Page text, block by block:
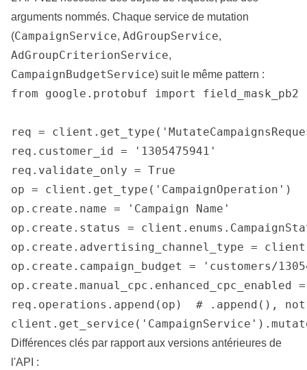
arguments nommés. Chaque service de mutation
(CampaignService, AdGroupService,
AdGroupCriterionService,
CampaignBudgetService) suit le même pattern :
from google.protobuf import field_mask_pb2
req =
req.customer_id = '1305475941'
req.validate_only = True
op = client.get_type('CampaignOperation')
op.create.name = 'Campaign Name'
op.create.status =
op.create.advertising_channel_type =
op.create.campaign_budget = 'customers/
op.create.manual_cpc.enhanced_cpc_enabled
req.operations.append(op)  # .append(),
Différences clés par rapport aux versions antérieures de
l'API :